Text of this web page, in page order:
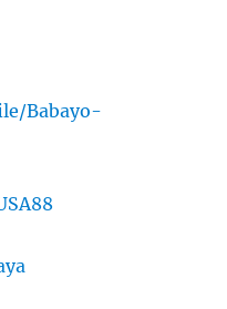
Babayo-